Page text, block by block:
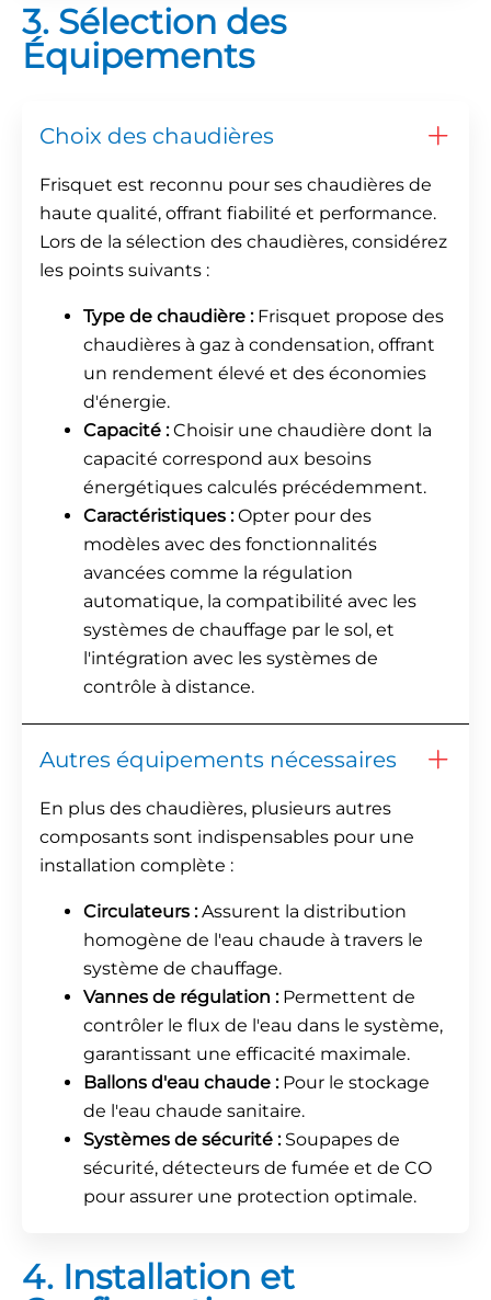
3. Sélection des
Équipements
Choix des chaudières
Frisquet est reconnu pour ses chaudières de
haute qualité, offrant fiabilité et performance.
Lors de la sélection des chaudières, considérez
les points suivants :
Type de chaudière :Frisquet propose des
chaudières à gaz à condensation, offrant
un rendement élevé et des économies
d'énergie.
Capacité :Choisir une chaudière dont la
capacité correspond aux besoins
énergétiques calculés précédemment.
Caractéristiques :Opter pour des
modèles avec des fonctionnalités
avancées comme la régulation
automatique, la compatibilité avec les
systèmes de chauffage par le sol, et
l'intégration avec les systèmes de
contrôle à distance.
Autres équipements nécessaires
En plus des chaudières, plusieurs autres
composants sont indispensables pour une
installation complète :
Circulateurs :Assurent la distribution
homogène de l'eau chaude à travers le
système de chauffage.
Vannes de régulation :Permettent de
contrôler le flux de l'eau dans le système,
garantissant une efficacité maximale.
Ballons d'eau chaude :Pour le stockage
de l'eau chaude sanitaire.
Systèmes de sécurité :Soupapes de
sécurité, détecteurs de fumée et de CO
pour assurer une protection optimale.
4. Installation et